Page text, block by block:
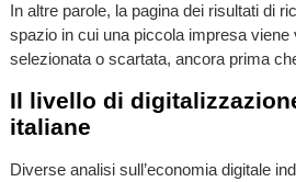
In altre parole, la pagina dei risultati di
spazio in cui una piccola impresa viene
selezionata o scartata, ancora prima
Il livello di
italiane
Diverse analisi sull’economia digitale